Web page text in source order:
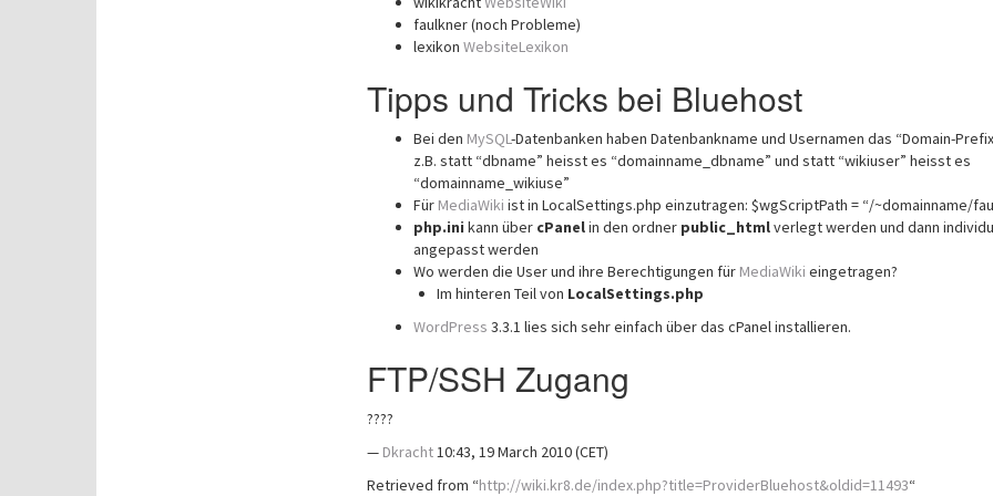
faulkner (noch Probleme)
lexikon WebsiteLexikon
Tipps und Tricks bei Bluehost
Bei den MySQL-Datenbanken haben Datenbankname und Usernamen das “Domain-
z.B. statt “dbname” heisst es “domainname_dbname” und statt “wikiuser” heisst es
“domainname_wikiuse”
Für MediaWiki ist in LocalSettings.php einzutragen: $wgScriptPath = “/~domainname/
php.ini kann über cPanelin den ordner public_htmlverlegt werden und dann
angepasst werden
Wo werden die User und ihre Berechtigungen für MediaWiki eingetragen?
Im hinteren Teil von LocalSettings.php
WordPress 3.3.1 lies sich sehr einfach über das cPanel installieren.
FTP/SSH Zugang
????
— Dkracht10:43, 19 March 2010 (CET)
Retrieved from “http://wiki.kr8.de/index.php?title=ProviderBluehost&oldid=11493“